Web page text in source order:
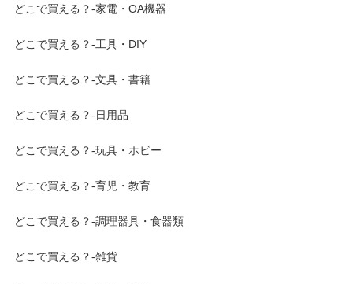
どこで買える？-家電・OA機器
どこで買える？-工具・DIY
どこで買える？-文具・書籍
どこで買える？-日用品
どこで買える？-玩具・ホビー
どこで買える？-育児・教育
どこで買える？-調理器具・食器類
どこで買える？-雑貨